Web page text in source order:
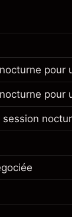
est
pour
pour